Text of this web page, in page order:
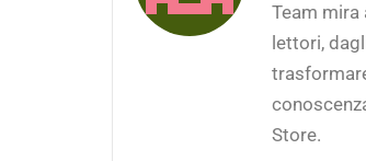
Team mira
lettori,
Store.